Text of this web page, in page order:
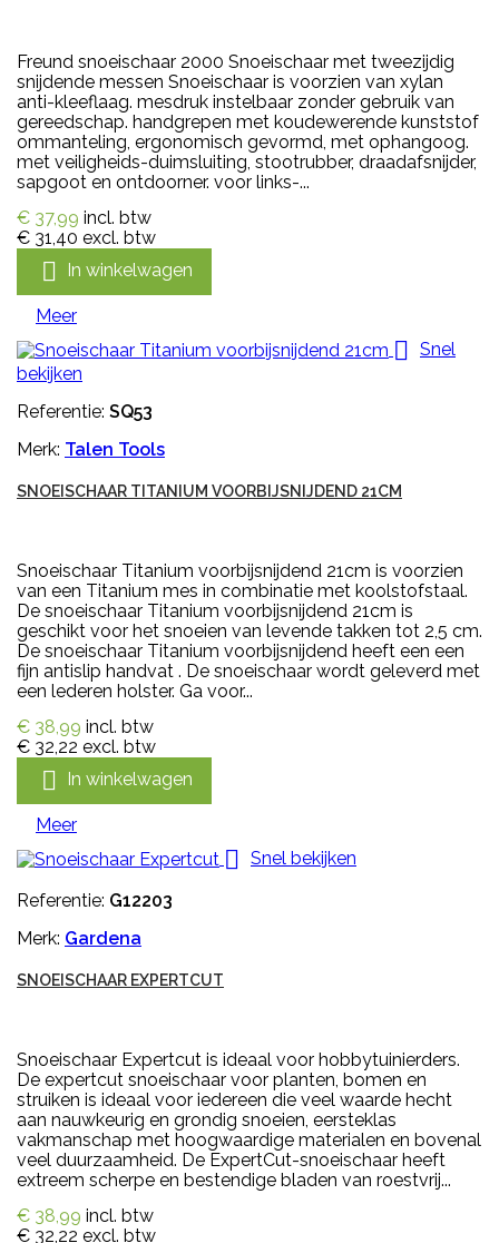
Freund snoeischaar 2000 Snoeischaar met tweezijdig
snijdende messen Snoeischaar is voorzien van xylan
anti-kleeflaag. mesdruk instelbaar zonder gebruik van
gereedschap. handgrepen met koudewerende kunststof
ommanteling, ergonomisch gevormd, met ophangoog.
met veiligheids-duimsluiting, stootrubber, draadafsnijder,
sapgoot en ontdoorner. voor links-...
€ 37,99 incl. btw
€ 31,40 excl. btw
 In winkelwagen
Meer
 Snel
bekijken
Referentie: SQ53
Merk: Talen Tools
SNOEISCHAAR TITANIUM VOORBIJSNIJDEND 21CM
Snoeischaar Titanium voorbijsnijdend 21cm is voorzien
van een Titanium mes in combinatie met koolstofstaal.
De snoeischaar Titanium voorbijsnijdend 21cm is
geschikt voor het snoeien van levende takken tot 2,5 cm.
De snoeischaar Titanium voorbijsnijdend heeft een een
fijn antislip handvat . De snoeischaar wordt geleverd met
een lederen holster. Ga voor...
€ 38,99 incl. btw
€ 32,22 excl. btw
 In winkelwagen
Meer
 Snel bekijken
Referentie: G12203
Merk: Gardena
SNOEISCHAAR EXPERTCUT
Snoeischaar Expertcut is ideaal voor hobbytuinierders.
De expertcut snoeischaar voor planten, bomen en
struiken is ideaal voor iedereen die veel waarde hecht
aan nauwkeurig en grondig snoeien, eersteklas
vakmanschap met hoogwaardige materialen en bovenal
veel duurzaamheid. De ExpertCut-snoeischaar heeft
extreem scherpe en bestendige bladen van roestvrij...
€ 38,99 incl. btw
€ 32,22 excl. btw